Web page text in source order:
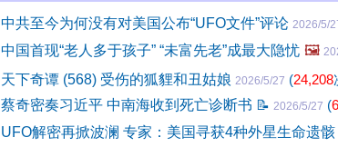
中共至今为何没有对美国公布“UFO文件”评论 2026/5/
中国首现“老人多于孩子” “未富先老”成最大隐忧 🖼️
天下奇谭 (568) 受伤的狐貍和丑姑娘 2026/5/27 (24,208
蔡奇密奏习近平 中南海收到死亡诊断书 📝 2026/5/27 (
UFO解密再掀波澜 专家：美国寻获4种外星生命遗骸